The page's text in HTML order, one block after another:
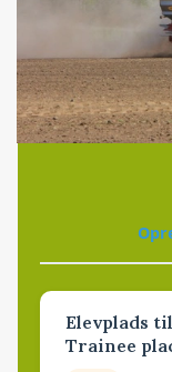
Elevplads
Trainee